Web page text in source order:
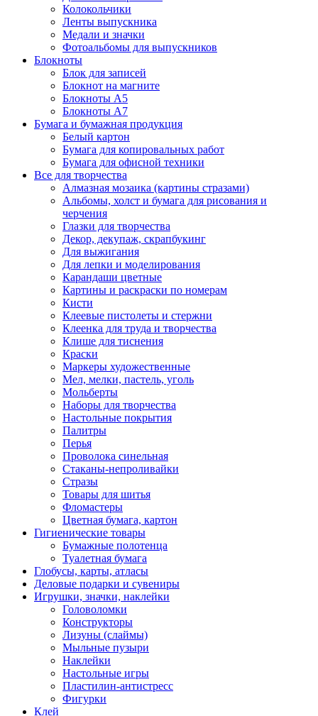
Колокольчики
Ленты выпускника
Медали и значки
Фотоальбомы для выпускников
Блокноты
Блок для записей
Блокнот на магните
Блокноты А5
Блокноты А7
Бумага и бумажная продукция
Белый картон
Бумага для копировальных работ
Бумага для офисной техники
Все для творчества
Алмазная мозаика (картины стразами)
Альбомы, холст и бумага для рисования и
черчения
Глазки для творчества
Декор, декупаж, скрапбукинг
Для выжигания
Для лепки и моделирования
Карандаши цветные
Картины и раскраски по номерам
Кисти
Клеевые пистолеты и стержни
Клеенка для труда и творчества
Клише для тиснения
Краски
Маркеры художественные
Мел, мелки, пастель, уголь
Мольберты
Наборы для творчества
Настольные покрытия
Палитры
Перья
Проволока синельная
Стаканы-непроливайки
Стразы
Товары для шитья
Фломастеры
Цветная бумага, картон
Гигиенические товары
Бумажные полотенца
Туалетная бумага
Глобусы, карты, атласы
Деловые подарки и сувениры
Игрушки, значки, наклейки
Головоломки
Конструкторы
Лизуны (слаймы)
Мыльные пузыри
Наклейки
Настольные игры
Пластилин-антистресс
Фигурки
Клей